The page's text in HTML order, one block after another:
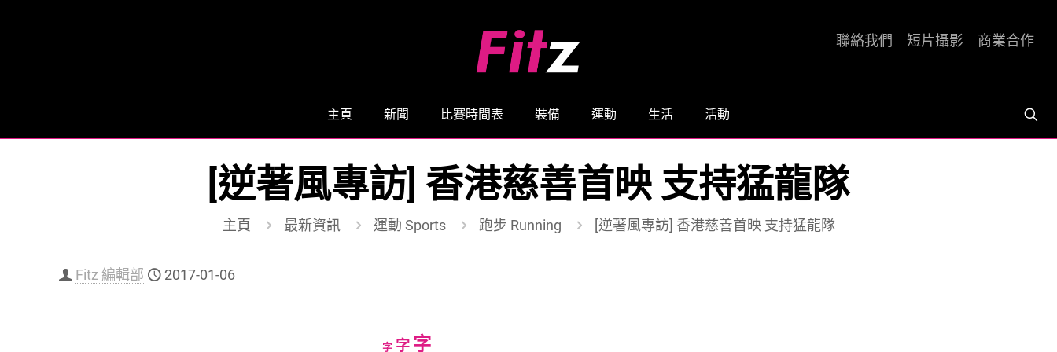
主頁 新聞 比賽時間表 裝備 運動 生活 活動
聯絡我們 短片攝影 商業合作
[逆著風專訪] 香港慈善首映 支持猛龍隊
主頁 最新資訊 運動 Sports 跑步 Running [逆著風專訪] 香港慈善首映 支持猛龍隊
Fitz 編輯部 2017-01-06
字Decrease
字Reset
字Increase